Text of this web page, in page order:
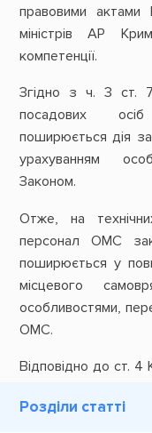
Розділи статті
правовими
міністрів АР
компетенції.
Згідно з ч. 3 ст.
посадових
поширюється дія
урахуванням
Законом.
Отже, на
персонал ОМС
поширюється у
місцевого
особливостями,
ОМС.
Відповідно до ст. 4
Кодексу законів